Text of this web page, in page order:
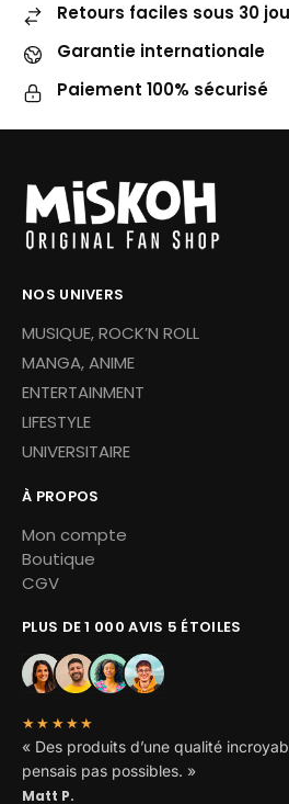
Retours faciles sous 30
Garantie internationale
Paiement 100% sécurisé
NOS UNIVERS
MUSIQUE, ROCK’N ROLL
MANGA, ANIME
ENTERTAINMENT
LIFESTYLE
UNIVERSITAIRE
À PROPOS
Mon compte
Boutique
CGV
PLUS DE 1 000 AVIS 5 ÉTOILES
★★★★★
« Des produits d’une qualité
pensais pas possibles. »
Matt P.